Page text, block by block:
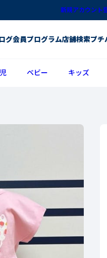
新規アカウント
グ会員プログラム店舗検索プチ
ベビー キッズ